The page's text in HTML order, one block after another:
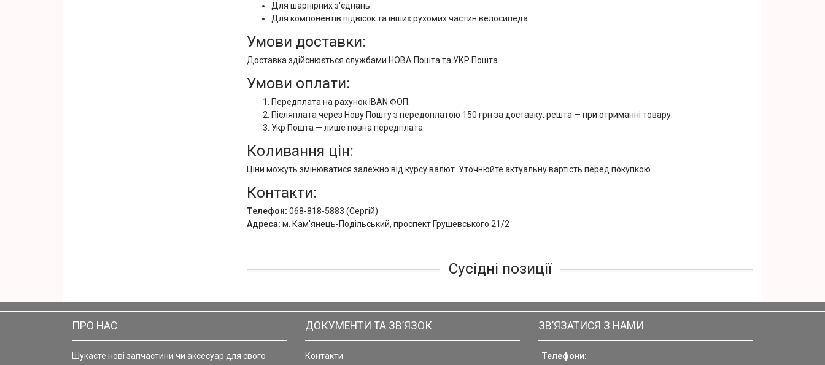
Для шарнірних з'єднань.
Для компонентів підвісок та інших рухомих частин велосипеда.
Умови доставки:
Доставка здійснюється службами НОВА Пошта та УКР Пошта.
Умови оплати:
Передплата на рахунок IBAN ФОП.
Післяплата через Нову Пошту з передоплатою 150 грн за доставку, решта — при отриманні товару.
Укр Пошта — лише повна передплата.
Коливання цін:
Ціни можуть змінюватися залежно від курсу валют. Уточнюйте актуальну вартість перед покупкою.
Контакти:
Телефон: 068-818-5883 (Сергій)
Адреса: м. Кам'янець-Подільський, проспект Грушевського 21/2
Сусідні позиції
ПРО НАС
Шукаєте нові запчастини чи аксесуар для свого
ДОКУМЕНТИ ТА ЗВ’ЯЗОК
Контакти
ЗВ’ЯЗАТИСЯ З НАМИ
Телефони: